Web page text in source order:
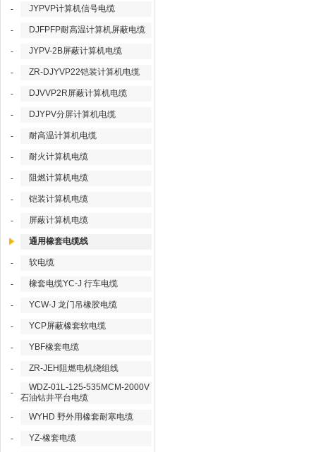
- JYPVP计算机信号电缆
- DJFPFP耐高温计算机屏蔽电缆
- JYPV-2B屏蔽计算机电缆
- ZR-DJYVP22铠装计算机电缆
- DJVVP2R屏蔽计算机电缆
- DJYPV分屏计算机电缆
- 耐高温计算机电缆
- 耐火计算机电缆
- 阻燃计算机电缆
- 铠装计算机电缆
- 屏蔽计算机电缆
通用橡套电缆线
- 软电缆
- 橡套电缆YC-J 行车电缆
- YCW-J 龙门吊橡胶电缆
- YCP屏蔽橡套软电缆
- YBF橡套电缆
- ZR-JEH阻燃电机绕组线
-
WDZ-01L-125-535MCM-2000V
石油钻井平台电缆
-
WYHD 野外用橡套耐寒电缆
- YZ-橡套电缆